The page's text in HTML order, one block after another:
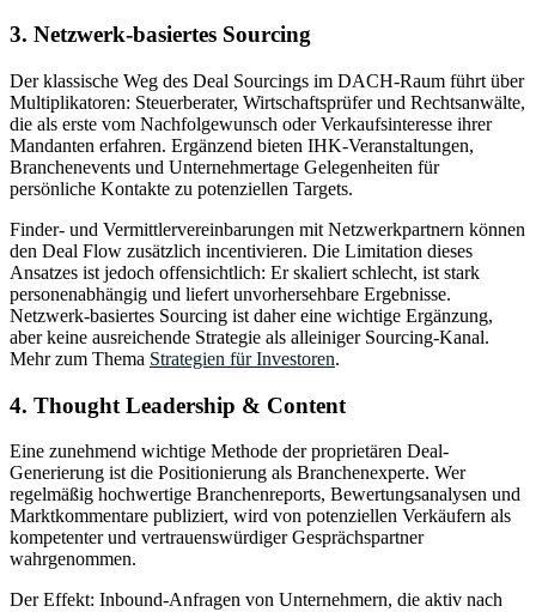
3. Netzwerk-basiertes Sourcing
Der klassische Weg des Deal Sourcings im DACH-Raum führt über
Multiplikatoren: Steuerberater, Wirtschaftsprüfer und Rechtsanwälte,
die als erste vom Nachfolgewunsch oder Verkaufsinteresse ihrer
Mandanten erfahren. Ergänzend bieten IHK-Veranstaltungen,
Branchenevents und Unternehmertage Gelegenheiten für
persönliche Kontakte zu potenziellen Targets.
Finder- und Vermittlervereinbarungen mit Netzwerkpartnern können
den Deal Flow zusätzlich incentivieren. Die Limitation dieses
Ansatzes ist jedoch offensichtlich: Er skaliert schlecht, ist stark
personenabhängig und liefert unvorhersehbare Ergebnisse.
Netzwerk-basiertes Sourcing ist daher eine wichtige Ergänzung,
aber keine ausreichende Strategie als alleiniger Sourcing-Kanal.
Mehr zum Thema Strategien für Investoren.
4. Thought Leadership & Content
Eine zunehmend wichtige Methode der proprietären Deal-
Generierung ist die Positionierung als Branchenexperte. Wer
regelmäßig hochwertige Branchenreports, Bewertungsanalysen und
Marktkommentare publiziert, wird von potenziellen Verkäufern als
kompetenter und vertrauenswürdiger Gesprächspartner
wahrgenommen.
Der Effekt: Inbound-Anfragen von Unternehmern, die aktiv nach